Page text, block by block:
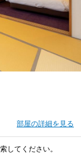
部屋の詳細を見る
してください。